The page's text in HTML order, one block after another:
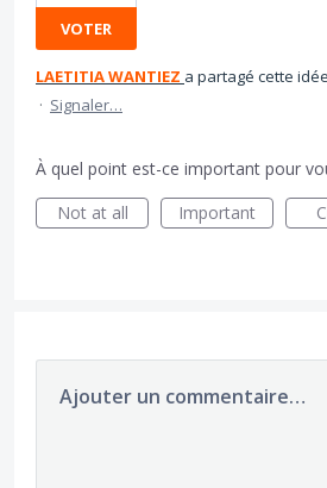
VOTER
LAETITIA WANTIEZ a partagé cette idée
· Signaler…
À quel point est-ce important pour
Not at all
Important
Ajouter un commentaire…